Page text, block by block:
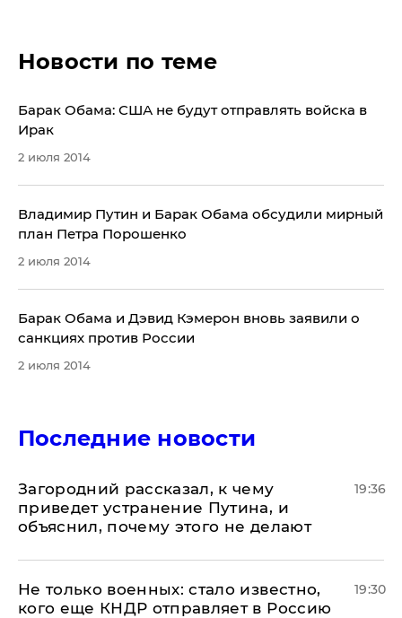
Новости по теме
Барак Обама: США не будут отправлять войска в
Ирак
2 июля 2014
Владимир Путин и Барак Обама обсудили мирный
план Петра Порошенко
2 июля 2014
Барак Обама и Дэвид Кэмерон вновь заявили о
санкциях против России
2 июля 2014
Последние новости
Загородний рассказал, к чему
приведет устранение Путина, и
объяснил, почему этого не делают
19:36
Не только военных: стало известно,
кого еще КНДР отправляет в Россию
19:30